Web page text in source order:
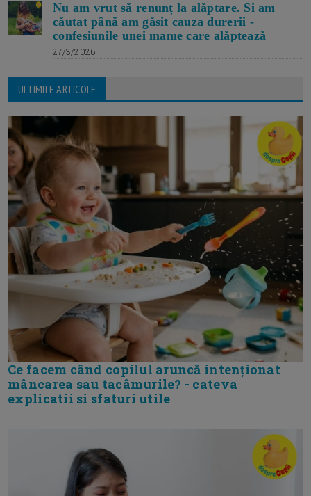
Nu am vrut să renunț la alăptare. Si am
căutat până am găsit cauza durerii -
confesiunile unei mame care alăptează
27/3/2026
ULTIMILE ARTICOLE
Ce facem când copilul aruncă intenționat
mâncarea sau tacâmurile? - cateva
explicatii si sfaturi utile